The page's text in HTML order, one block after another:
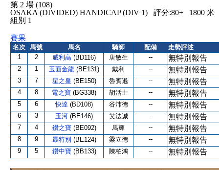
第 2 場 (108)
OSAKA (DIVIDED) HANDICAP (DIV 1) 評分:80+ 1800
組別 1
賽果
名次 馬號 馬名 騎師 配備
走勢評述
1
2 威利高 (BD116) 唐敏生 -- 無特別報告
2 1 玉面金龍 (BE131) 戴利 -- 無特別報告
3 7 星之皇 (BE150) 魯賓遜 -- 無特別報告
4 8 電之寶 (BG338) 胡活士 -- 無特別報告
5 6 快達 (BD108) 谷沛德 -- 無特別報告
6 3 玉河 (BE146) 艾法誠 -- 無特別報告
7 4 鑽之寶 (BE092) 馬輝 -- 無特別報告
8 9 最特別 (BE124) 梁立德 -- 無特別報告
9 5 鑽中寶 (BB133) 陳柏鴻 -- 無特別報告